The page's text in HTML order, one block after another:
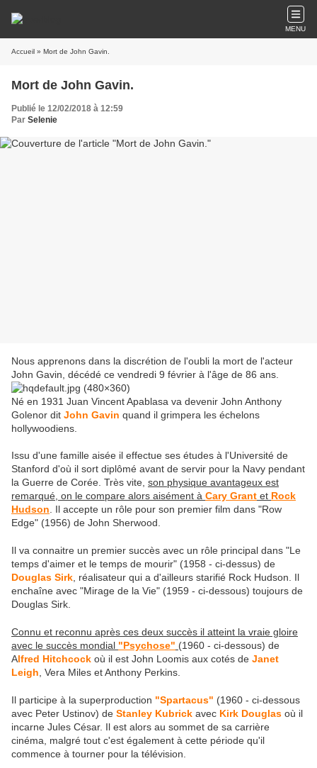
MENU
Accueil » Mort de John Gavin.
Mort de John Gavin.
Publié le 12/02/2018 à 12:59
Par Selenie
Nous apprenons dans la discrétion de l'oubli la mort de l'acteur
John Gavin, décédé ce vendredi 9 février à l'âge de 86 ans.
Né en 1931 Juan Vincent Apablasa va devenir John Anthony
Golenor dit John Gavin quand il grimpera les échelons
hollywoodiens.
Issu d'une famille aisée il effectue ses études à l'Université de
Stanford d'où il sort diplômé avant de servir pour la Navy pendant
la Guerre de Corée. Très vite, son physique avantageux est
remarqué, on le compare alors aisément à Cary Grant et Rock
Hudson . Il accepte un rôle pour son premier film dans "Row
Edge" (1956) de John Sherwood.
Il va connaitre un premier succès avec un rôle principal dans "Le
temps d'aimer et le temps de mourir" (1958 - ci-dessus) de
Douglas Sirk , réalisateur qui a d'ailleurs starifié Rock Hudson. Il
enchaîne avec "Mirage de la Vie" (1959 - ci-dessous) toujours de
Douglas Sirk.
Connu et reconnu après ces deux succès il atteint la vraie gloire
avec le succès mondial "Psychose" (1960 - ci-dessous) de
Alfred Hitchcock où il est John Loomis aux cotés de Janet
Leigh , Vera Miles et Anthony Perkins.
Il participe à la superproduction "Spartacus" (1960 - ci-dessous
avec Peter Ustinov) de Stanley Kubrick avec Kirk Douglas où il
incarne Jules César. Il est alors au sommet de sa carrière
cinéma, malgré tout c'est également à cette période qu'il
commence à tourner pour la télévision.